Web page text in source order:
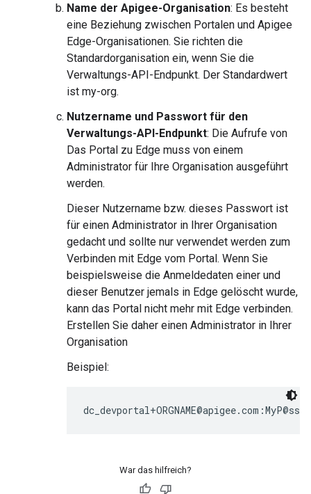
Name der Apigee-Organisation: Es besteht
eine Beziehung zwischen Portalen und Apigee
Edge-Organisationen. Sie richten die
Standardorganisation ein, wenn Sie die
Verwaltungs-API-Endpunkt. Der Standardwert
ist my-org.
Nutzername und Passwort für den
Verwaltungs-API-Endpunkt: Die Aufrufe von
Das Portal zu Edge muss von einem
Administrator für Ihre Organisation ausgeführt
werden.
Dieser Nutzername bzw. dieses Passwort ist
für einen Administrator in Ihrer Organisation
gedacht und sollte nur verwendet werden zum
Verbinden mit Edge vom Portal. Wenn Sie
beispielsweise die Anmeldedaten einer und
dieser Benutzer jemals in Edge gelöscht wurde,
kann das Portal nicht mehr mit Edge verbinden.
Erstellen Sie daher einen Administrator in Ihrer
Organisation
Beispiel:
War das hilfreich?